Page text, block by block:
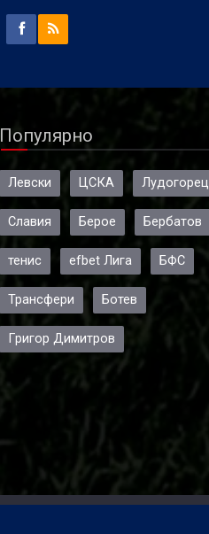
Популярно
Левски ЦСКА Лудогорец
Славия Берое Бербатов
тенис efbet Лига БФС
Трансфери Ботев
Григор Димитров